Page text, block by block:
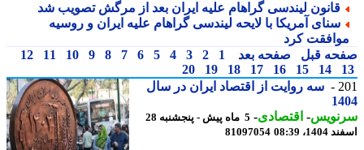
قانون لیندسی گراهام علیه ایران بعد از مرگش تصویب شد
سنای آمریکا با لایحه لیندسی گراهام علیه ایران و روسیه
کرد
قبل صفحه بعد 1
2
3
4
5
6
7
8
9
10
11
12
14
15
16
17
18
19
20
سه روایت از اقتصاد ایران در سال
-اقتصادی-
5 ماه پیش - پنجشنبه 28
08:39
81097054